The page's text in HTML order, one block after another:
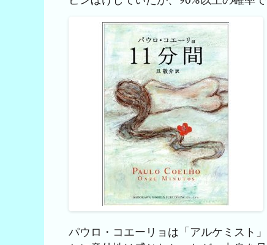
パウロ・コエーリョは「アルケミスト